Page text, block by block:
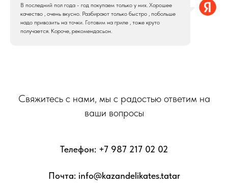
В последний пол года - год покупаем только у них. Хорошее
качество , очень вкусно. Разбирают только быстро , побольше
надо привозить на точки. Готовим на гриле , тоже круто
получается. Короче, рекомендасьон.
Свяжитесь с нами, мы с радостью ответим на
ваши вопросы
Телефон: +7 987 217 02 02
Почта: info@kazandelikates.tatar